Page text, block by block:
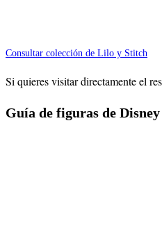
Consultar colección de Lilo y Stitch
Si quieres visitar directamente el
Guía de figuras de